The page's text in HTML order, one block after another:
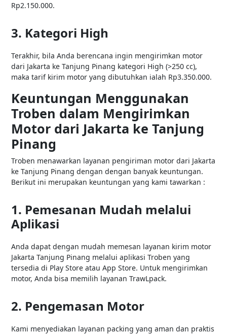
Rp2.150.000.
3. Kategori High
Terakhir, bila Anda berencana ingin mengirimkan motor
dari Jakarta ke Tanjung Pinang kategori High (>250 cc),
maka tarif kirim motor yang dibutuhkan ialah Rp3.350.000.
Keuntungan Menggunakan
Troben dalam Mengirimkan
Motor dari Jakarta ke Tanjung
Pinang
Troben menawarkan layanan pengiriman motor dari Jakarta
ke Tanjung Pinang dengan dengan banyak keuntungan.
Berikut ini merupakan keuntungan yang kami tawarkan :
1. Pemesanan Mudah melalui
Aplikasi
Anda dapat dengan mudah memesan layanan kirim motor
Jakarta Tanjung Pinang melalui aplikasi Troben yang
tersedia di Play Store atau App Store. Untuk mengirimkan
motor, Anda bisa memilih layanan TrawLpack.
2. Pengemasan Motor
Kami menyediakan layanan packing yang aman dan praktis